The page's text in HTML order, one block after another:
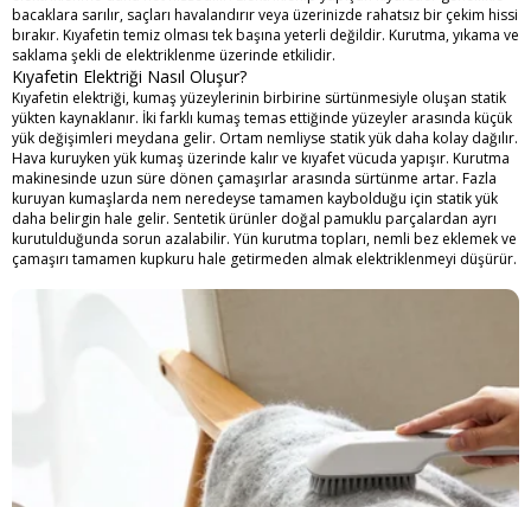
bacaklara sarılır, saçları havalandırır veya üzerinizde rahatsız bir çekim hissi
bırakır. Kıyafetin temiz olması tek başına yeterli değildir. Kurutma, yıkama ve
saklama şekli de elektriklenme üzerinde etkilidir.
Kıyafetin Elektriği Nasıl Oluşur?
Kıyafetin elektriği, kumaş yüzeylerinin birbirine sürtünmesiyle oluşan statik
yükten kaynaklanır. İki farklı kumaş temas ettiğinde yüzeyler arasında küçük
yük değişimleri meydana gelir. Ortam nemliyse statik yük daha kolay dağılır.
Hava kuruyken yük kumaş üzerinde kalır ve kıyafet vücuda yapışır. Kurutma
makinesinde uzun süre dönen çamaşırlar arasında sürtünme artar. Fazla
kuruyan kumaşlarda nem neredeyse tamamen kaybolduğu için statik yük
daha belirgin hale gelir. Sentetik ürünler doğal pamuklu parçalardan ayrı
kurutulduğunda sorun azalabilir. Yün kurutma topları, nemli bez eklemek ve
çamaşırı tamamen kupkuru hale getirmeden almak elektriklenmeyi düşürür.